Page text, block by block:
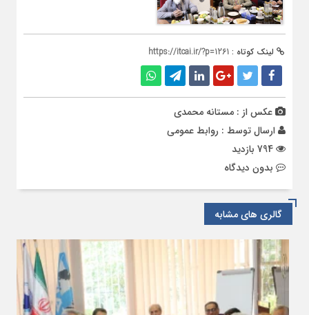
لینک کوتاه : https://itcai.ir/?p=1261
عکس از : مستانه محمدی
ارسال توسط : روابط عمومی
بدون دیدگاه
گالری های مشابه